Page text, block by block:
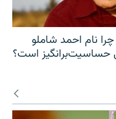
نام احمد شاملو
حساسیت‌برانگیز است؟